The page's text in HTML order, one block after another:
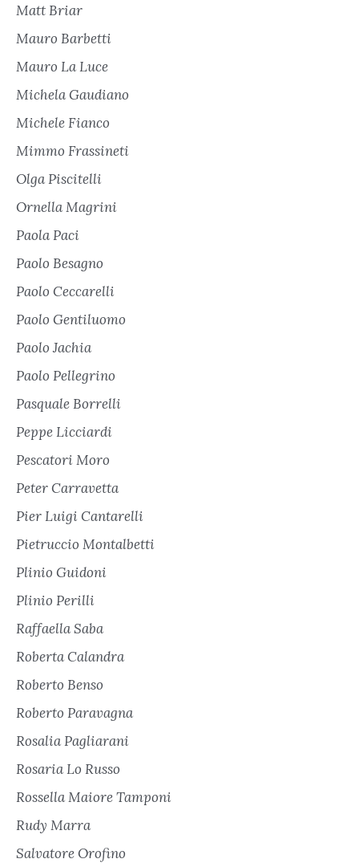
Matt Briar
Mauro Barbetti
Mauro La Luce
Michela Gaudiano
Michele Fianco
Mimmo Frassineti
Olga Piscitelli
Ornella Magrini
Paola Paci
Paolo Besagno
Paolo Ceccarelli
Paolo Gentiluomo
Paolo Jachia
Paolo Pellegrino
Pasquale Borrelli
Peppe Licciardi
Pescatori Moro
Peter Carravetta
Pier Luigi Cantarelli
Pietruccio Montalbetti
Plinio Guidoni
Plinio Perilli
Raffaella Saba
Roberta Calandra
Roberto Benso
Roberto Paravagna
Rosalia Pagliarani
Rosaria Lo Russo
Rossella Maiore Tamponi
Rudy Marra
Salvatore Orofino